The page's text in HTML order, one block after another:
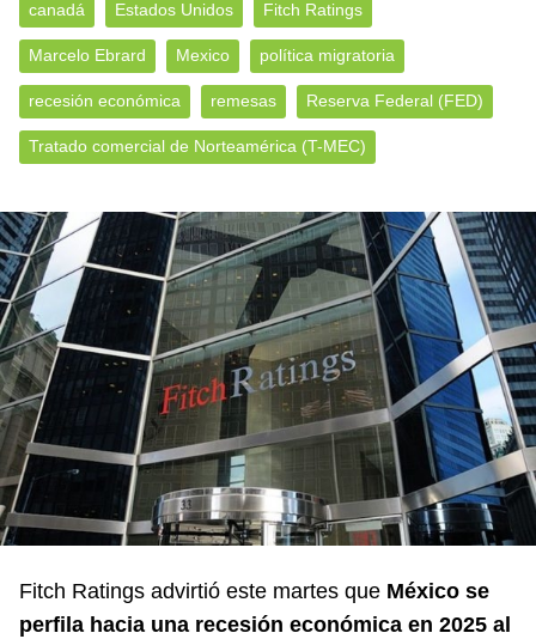
canadá Estados Unidos Fitch Ratings
Marcelo Ebrard Mexico política migratoria
recesión económica remesas Reserva Federal (FED)
Tratado comercial de Norteamérica (T-MEC)
Fitch Ratings advirtió este martes que México se
perfila hacia una recesión económica en 2025 al